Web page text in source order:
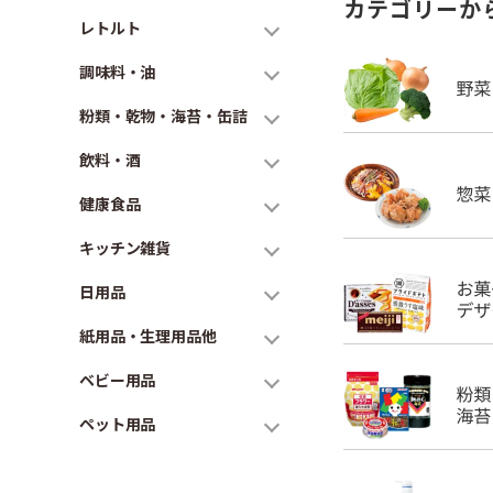
レトルト
調味料・油
粉類・乾物・海苔・缶詰
飲料・酒
健康食品
キッチン雑貨
日用品
紙用品・生理用品他
ベビー用品
ペット用品
カテゴリーか